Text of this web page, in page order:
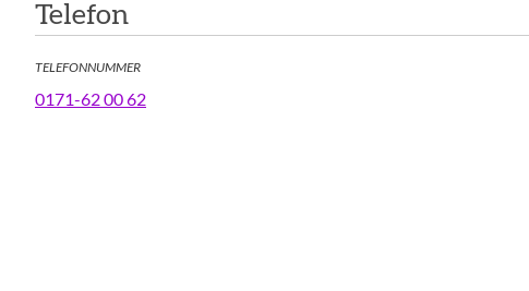
Telefon
TELEFONNUMMER
0171-62 00 62